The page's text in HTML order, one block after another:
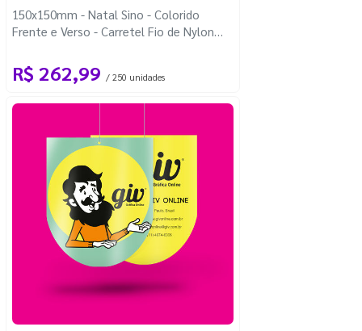
150x150mm - Natal Sino - Colorido
Frente e Verso - Carretel Fio de Nylon
R$ 262,99 / 250 unidades